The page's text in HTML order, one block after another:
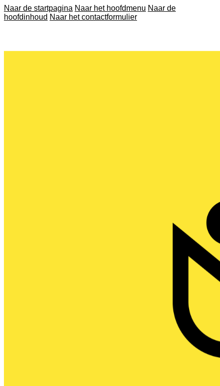
Naar de startpagina Naar het hoofdmenu Naar de
hoofdinhoud Naar het contactformulier